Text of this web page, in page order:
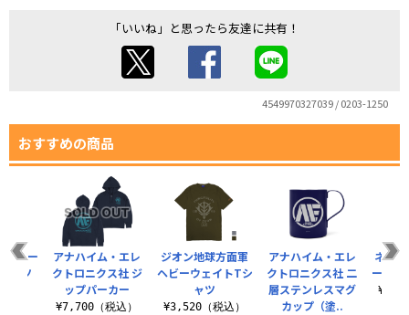
「いいね」と思ったら友達に共有！
4549970327039 / 0203-1250
おすすめの商品
ジオン地球方面軍
ヘビーウェイトTシ
ャツ
¥3,520（税込）
アナハイム・エレ
クトロニクス社 二
層ステンレスマグ
カップ（塗..
ネオ
ーウェ
ヘビー
ャツ
アナハイム・エレ
クトロニクス社 ジ
ップパーカー
¥7,700（税込）